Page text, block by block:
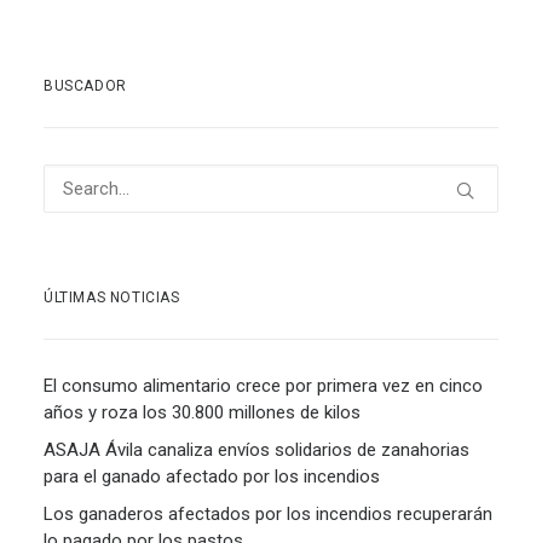
BUSCADOR
ÚLTIMAS NOTICIAS
El consumo alimentario crece por primera vez en cinco
años y roza los 30.800 millones de kilos
ASAJA Ávila canaliza envíos solidarios de zanahorias
para el ganado afectado por los incendios
Los ganaderos afectados por los incendios recuperarán